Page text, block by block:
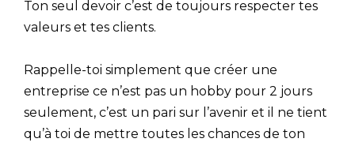
Ton seul devoir c’est de toujours respecter tes
valeurs et tes clients.
Rappelle-toi simplement que créer une
entreprise ce n’est pas un hobby pour 2 jours
seulement, c’est un pari sur l’avenir et il ne tient
qu’à toi de mettre toutes les chances de ton